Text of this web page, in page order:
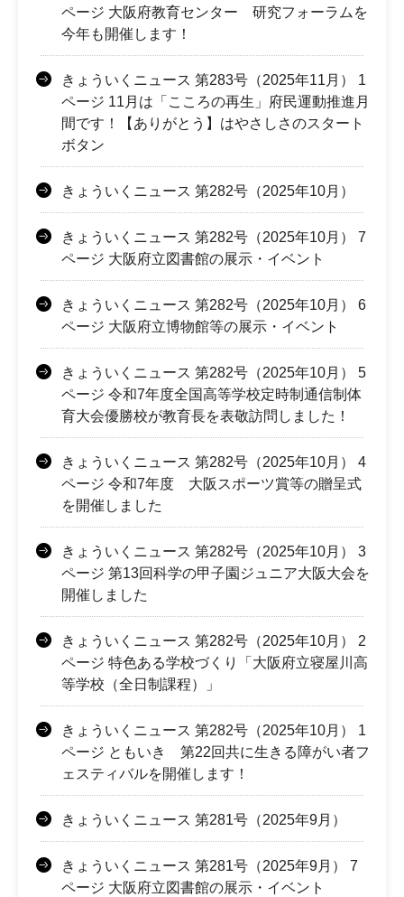
ページ 大阪府教育センター 研究フォーラムを
今年も開催します！
きょういくニュース 第283号（2025年11月） 1
ページ 11月は「こころの再生」府民運動推進月
間です！【ありがとう】はやさしさのスタート
ボタン
きょういくニュース 第282号（2025年10月）
きょういくニュース 第282号（2025年10月） 7
ページ 大阪府立図書館の展示・イベント
きょういくニュース 第282号（2025年10月） 6
ページ 大阪府立博物館等の展示・イベント
きょういくニュース 第282号（2025年10月） 5
ページ 令和7年度全国高等学校定時制通信制体
育大会優勝校が教育長を表敬訪問しました！
きょういくニュース 第282号（2025年10月） 4
ページ 令和7年度 大阪スポーツ賞等の贈呈式
を開催しました
きょういくニュース 第282号（2025年10月） 3
ページ 第13回科学の甲子園ジュニア大阪大会を
開催しました
きょういくニュース 第282号（2025年10月） 2
ページ 特色ある学校づくり「大阪府立寝屋川高
等学校（全日制課程）」
きょういくニュース 第282号（2025年10月） 1
ページ ともいき 第22回共に生きる障がい者フ
ェスティバルを開催します！
きょういくニュース 第281号（2025年9月）
きょういくニュース 第281号（2025年9月） 7
ページ 大阪府立図書館の展示・イベント